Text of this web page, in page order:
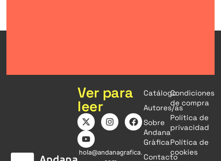
Ver para
leer
hola@andanagrafica.
Catálogo
Autores/as
Sobre
Andana
Gràfica
Contacto
Condiciones
de compra
Política de
privacidad
Política de
cookies